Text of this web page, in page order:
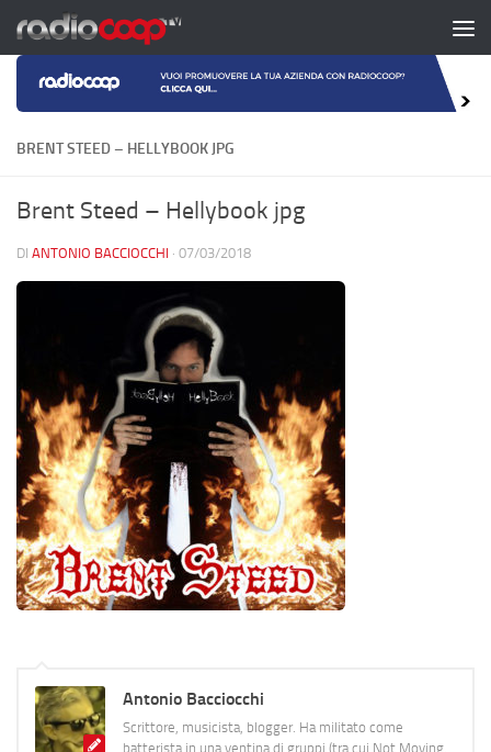
Salta al contenuto
BRENT STEED – HELLYBOOK JPG
Brent Steed – Hellybook jpg
DI ANTONIO BACCIOCCHI · 07/03/2018
Antonio Bacciocchi
Scrittore, musicista, blogger. Ha militato come
batterista in una ventina di gruppi (tra cui Not Moving,